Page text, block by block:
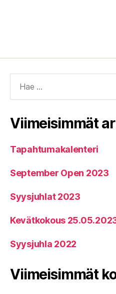
Viimeisimmät
Tapahtumakalenteri
September Open 2023
Syysjuhlat 2023
Kevätkokous
Syysjuhla 2022
Viimeisimmät